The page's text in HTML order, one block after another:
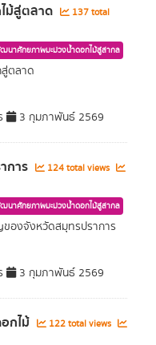
ม้สู่ตลาด
137 total
นาศักยภาพมะม่วงน้ำดอกไม้สู่สากล
สู่ตลาด
3 กุมภาพันธ์ 2569
การ
124 total views
นาศักยภาพมะม่วงน้ำดอกไม้สู่สากล
ของจังหวัดสมุทรปราการ
3 กุมภาพันธ์ 2569
กไม้
122 total views